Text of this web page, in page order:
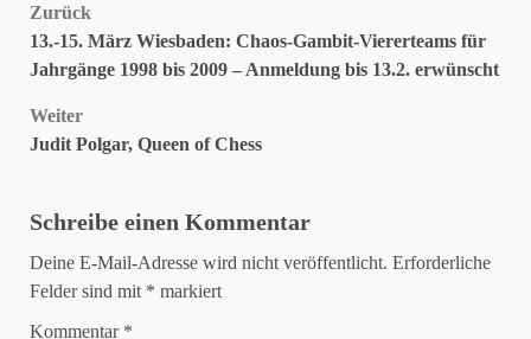
Beitragsnavigation
Zurück
13.-15. März Wiesbaden: Chaos-Gambit-Viererteams für
Jahrgänge 1998 bis 2009 – Anmeldung bis 13.2. erwünscht
Weiter
Judit Polgar, Queen of Chess
Schreibe einen Kommentar
Deine E-Mail-Adresse wird nicht veröffentlicht. Erforderliche
Felder sind mit * markiert
Kommentar *